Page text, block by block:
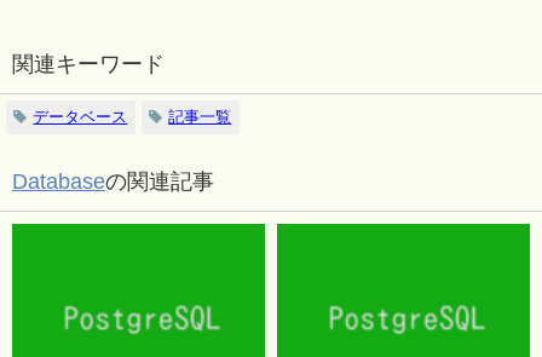
関連キーワード
データベース 記事一覧
Databaseの関連記事